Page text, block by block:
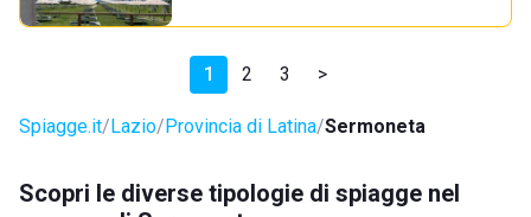
1 2 3 >
Spiagge.it Lazio Provincia di Latina Sermoneta
Scopri le diverse tipologie di spiagge nel